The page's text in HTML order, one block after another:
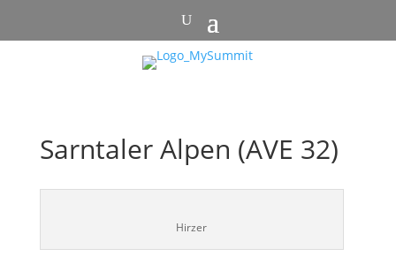
Sarntaler Alpen (AVE 32)
Hirzer